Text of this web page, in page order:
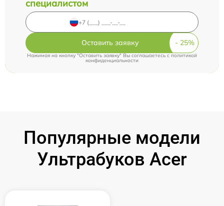
специалистом
Оставить заявку
Нажимая на кнопку "Оставить заявку" Вы соглашаетесь cполитикой
конфиденциальности
Популярные модели
Ультрабуков Acer